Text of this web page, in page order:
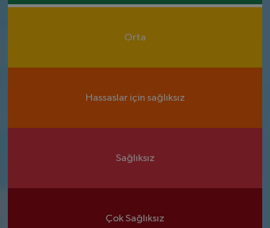
Orta
Hassaslar için sağlıksız
Sağlıksız
Çok Sağlıksız